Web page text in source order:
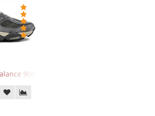
9060 x Joe Freshgoods Dark Grey